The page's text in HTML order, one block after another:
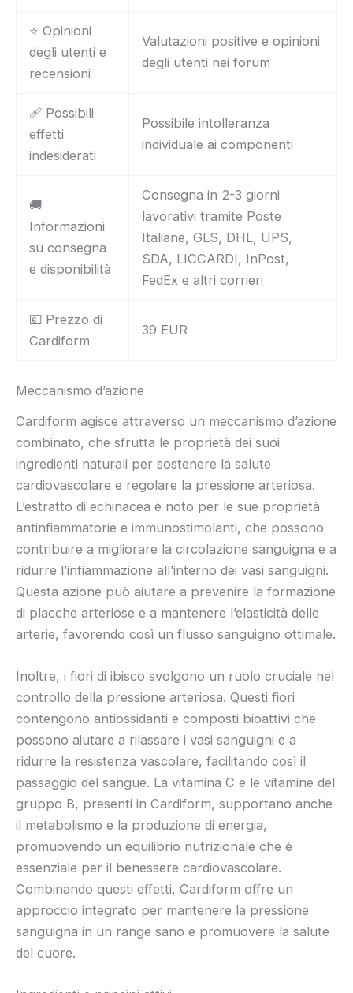
⭐ Opinioni
degli utenti e
recensioni
Valutazioni positive e opinioni
degli utenti nei forum
🩹 Possibili
effetti
indesiderati
Possibile intolleranza
individuale ai componenti
🚚
Informazioni
su consegna
e disponibilità
Consegna in 2-3 giorni
lavorativi tramite Poste
Italiane, GLS, DHL, UPS,
SDA, LICCARDI, InPost,
FedEx e altri corrieri
💶 Prezzo di
Cardiform
39 EUR
Meccanismo d’azione
Cardiform agisce attraverso un meccanismo d’azione
combinato, che sfrutta le proprietà dei suoi
ingredienti naturali per sostenere la salute
cardiovascolare e regolare la pressione arteriosa.
L’estratto di echinacea è noto per le sue proprietà
antinfiammatorie e immunostimolanti, che possono
contribuire a migliorare la circolazione sanguigna e a
ridurre l’infiammazione all’interno dei vasi sanguigni.
Questa azione può aiutare a prevenire la formazione
di placche arteriose e a mantenere l’elasticità delle
arterie, favorendo così un flusso sanguigno ottimale.
Inoltre, i fiori di ibisco svolgono un ruolo cruciale nel
controllo della pressione arteriosa. Questi fiori
contengono antiossidanti e composti bioattivi che
possono aiutare a rilassare i vasi sanguigni e a
ridurre la resistenza vascolare, facilitando così il
passaggio del sangue. La vitamina C e le vitamine del
gruppo B, presenti in Cardiform, supportano anche
il metabolismo e la produzione di energia,
promuovendo un equilibrio nutrizionale che è
essenziale per il benessere cardiovascolare.
Combinando questi effetti, Cardiform offre un
approccio integrato per mantenere la pressione
sanguigna in un range sano e promuovere la salute
del cuore.